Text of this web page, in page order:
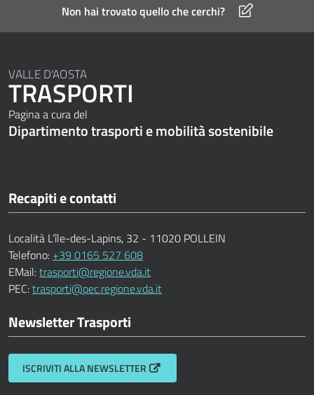
Non hai trovato quello che cerchi?
VALLE D'AOSTA
TRASPORTI
Pagina a cura del
Dipartimento trasporti e mobilità sostenibile
Recapiti e contatti
Località L’île-des-Lapins, 32 - 11020 POLLEIN
Telefono: +39 0165 527 608
EMail:trasporti@regione.vda.it
PEC:trasporti@pec.regione.vda.it
Newsletter Trasporti
ISCRIVITI ALLA NEWSLETTER